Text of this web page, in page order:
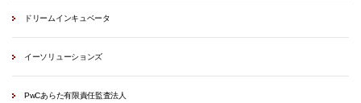
ドリームインキュベータ
イーソリューションズ
PwCあらた有限責任監査法人